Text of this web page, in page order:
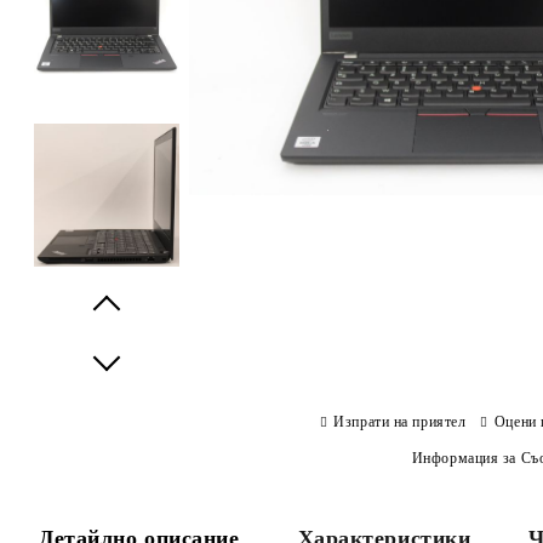
Изпрати на приятел Оцени
Информация за
Детайлно описание Характеристики